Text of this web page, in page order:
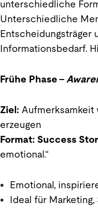
unterschiedliche
Unterschiedliche
Entscheidungsträger
Informationsbedarf.
Frühe Phase –
Ziel: Aufmerksamkeit
erzeugen
Format: Success
emotional.“
Emotional,
Ideal für